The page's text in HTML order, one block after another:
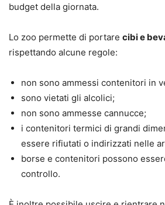
budget della giornata.
Lo zoo permette di portare cibi e
rispettando alcune regole:
non sono ammessi contenitori in
sono vietati gli alcolici;
non sono ammesse cannucce;
i contenitori termici di grandi
essere rifiutati o indirizzati nelle
borse e contenitori possono
controllo.